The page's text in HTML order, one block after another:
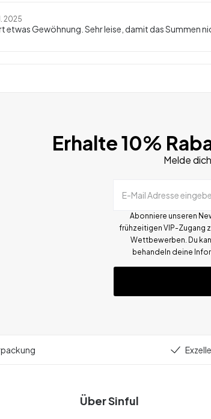
2025
etwas Gewöhnung. Sehr leise, damit das Summen
Erhalte 10%
Melde
E-Mail Adresse
Abonniere unseren
frühzeitigen VIP-Zugang
Wettbewerben. Du
behandeln deine
Über Sinful